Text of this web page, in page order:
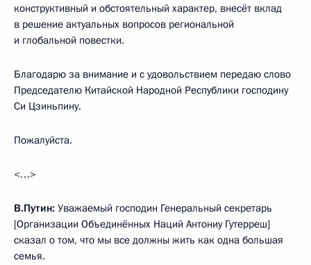
конструктивный и обстоятельный характер, внесёт вклад
в решение актуальных вопросов региональной
и глобальной повестки.
Благодарю за внимание и с удовольствием передаю слово
Председателю Китайской Народной Республики господину
Си Цзиньпину.
Пожалуйста.
<…>
В.Путин: Уважаемый господин Генеральный секретарь
[Организации Объединённых Наций Антониу Гутерреш]
сказал о том, что мы все должны жить как одна большая
семья.